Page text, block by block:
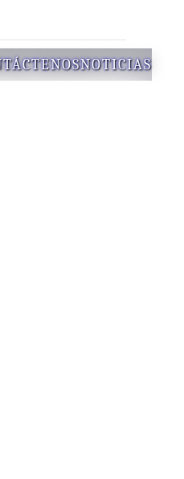
NOTICIAS